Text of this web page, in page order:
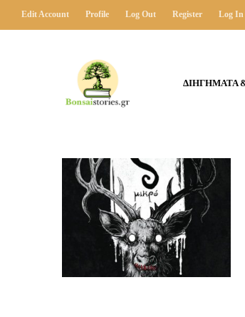
Edit Account Profile Log Out Register Log In
ΔΙΗΓΗΜΑΤΑ